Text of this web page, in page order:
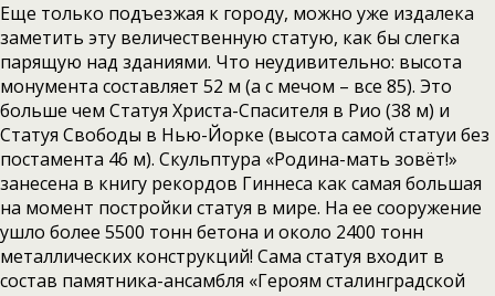
Еще только подъезжая к городу, можно уже издалека
заметить эту величественную статую, как бы слегка
парящую над зданиями. Что неудивительно: высота
монумента составляет 52 м (а с мечом – все 85). Это
больше чем Статуя Христа-Спасителя в Рио (38 м) и
Статуя Свободы в Нью-Йорке (высота самой статуи без
постамента 46 м). Скульптура «Родина-мать зовёт!»
занесена в книгу рекордов Гиннеса как самая большая
на момент постройки статуя в мире. На ее сооружение
ушло более 5500 тонн бетона и около 2400 тонн
металлических конструкций! Сама статуя входит в
состав памятника-ансамбля «Героям сталинградской